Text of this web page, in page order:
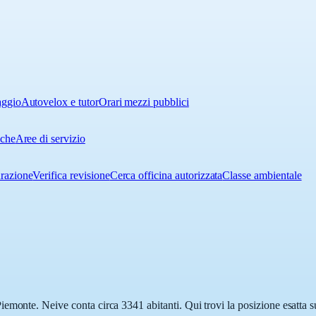
Autovelox e tutorOrari mezzi pubblici
Aree di servizio
Verifica revisioneCerca officina autorizzataClasse ambientale
Neive conta circa 3341 abitanti. Qui trovi la posizione esatta